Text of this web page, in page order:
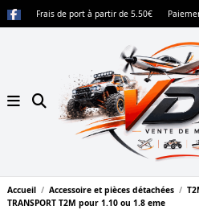
Frais de port à partir de 5.50€
Accueil Accessoire et pièces détachées
TRANSPORT T2M pour 1.10 ou 1.8 eme